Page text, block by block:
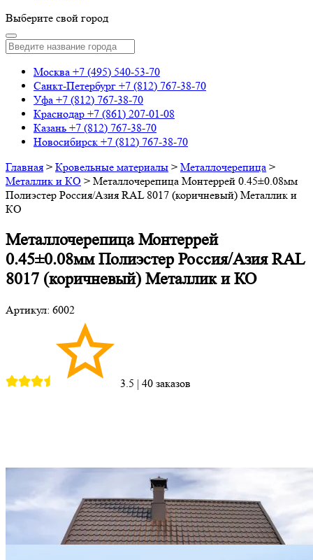
Выберите свой город
Москва +7 (495) 540-53-70
Санкт-Петербург +7 (812) 767-38-70
Уфа +7 (812) 767-38-70
Краснодар +7 (861) 207-01-08
Казань +7 (812) 767-38-70
Новосибирск +7 (812) 767-38-70
Главная > Кровельные материалы > Металлочерепица >
Металлик и КО > Металлочерепица Монтеррей 0.45±0.08мм
Полиэстер Россия/Азия RAL 8017 (коричневый) Металлик и
КО
Металлочерепица Монтеррей
0.45±0.08мм Полиэстер Россия/Азия RAL
8017 (коричневый) Металлик и КО
Артикул: 6002
3.5 | 40 заказов